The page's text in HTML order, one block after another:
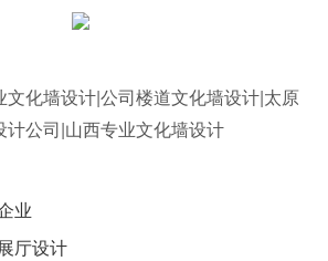
化墙设计|公司楼道文化墙设计|太原
计公司|山西专业文化墙设计
业
厅设计